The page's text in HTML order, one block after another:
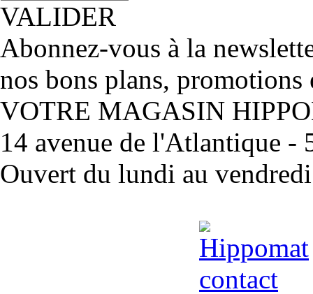
VALIDER
Abonnez-vous à la
nos bons plans, promotions
VOTRE MAGASIN
14 avenue de l'Atlantique -
Ouvert du lundi au